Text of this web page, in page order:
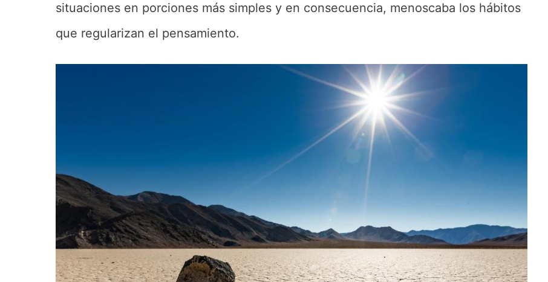
situaciones en porciones más simples y en consecuencia, menoscaba los hábitos
que regularizan el pensamiento.